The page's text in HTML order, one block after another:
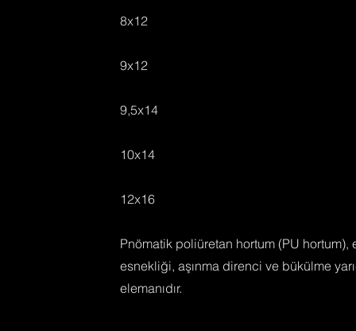
8x12
9x12
9,5x14
10x14
12x16
Pnömatik poliüretan hortum (PU
esnekliği, aşınma direnci ve bükülme
elemanıdır.